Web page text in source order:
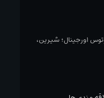
اورجینال؛ شیرین،